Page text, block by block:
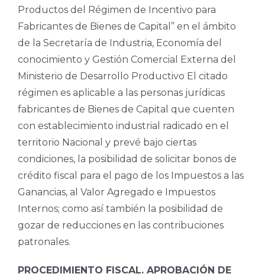
Productos del Régimen de Incentivo para
Fabricantes de Bienes de Capital” en el ámbito
de la Secretaría de Industria, Economía del
conocimiento y Gestión Comercial Externa del
Ministerio de Desarrollo Productivo El citado
régimen es aplicable a las personas jurídicas
fabricantes de Bienes de Capital que cuenten
con establecimiento industrial radicado en el
territorio Nacional y prevé bajo ciertas
condiciones, la posibilidad de solicitar bonos de
crédito fiscal para el pago de los Impuestos a las
Ganancias, al Valor Agregado e Impuestos
Internos; como así también la posibilidad de
gozar de reducciones en las contribuciones
patronales.
PROCEDIMIENTO FISCAL. APROBACIÓN DE